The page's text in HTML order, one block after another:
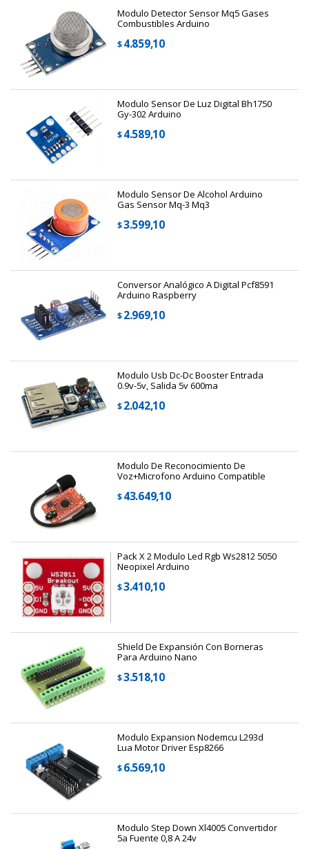
Modulo Detector Sensor Mq5 Gases
Combustibles Arduino
$4.859,10
Modulo Sensor De Luz Digital Bh1750
Gy-302 Arduino
$4.589,10
Modulo Sensor De Alcohol Arduino
Gas Sensor Mq-3 Mq3
$3.599,10
Conversor Analógico A Digital Pcf8591
Arduino Raspberry
$2.969,10
Modulo Usb Dc-Dc Booster Entrada
0.9v-5v, Salida 5v 600ma
$2.042,10
Modulo De Reconocimiento De
Voz+Microfono Arduino Compatible
$43.649,10
Pack X 2 Modulo Led Rgb Ws2812 5050
Neopixel Arduino
$3.410,10
Shield De Expansión Con Borneras
Para Arduino Nano
$3.518,10
Modulo Expansion Nodemcu L293d
Lua Motor Driver Esp8266
$6.569,10
Modulo Step Down Xl4005 Convertidor
5a Fuente 0,8 A 24v